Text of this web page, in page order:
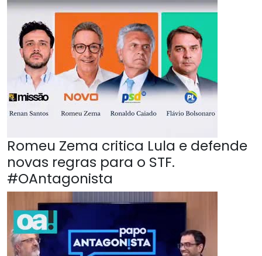
Romeu Zema critica Lula e defende
novas regras para o STF.
#OAntagonista